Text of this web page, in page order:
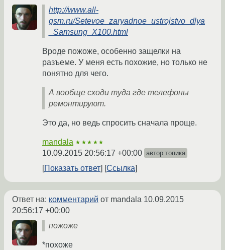
http://www.all-
gsm.ru/Setevoe_zaryadnoe_ustrojstvo_dlya
_Samsung_X100.html
Вроде пожоже, особенно защелки на
разъеме. У меня есть похожие, но только не
понятно для чего.
А вообще сходи туда где телефоны
ремонтируют.
Это да, но ведь спросить сначала проще.
mandala ★★★★★
10.09.2015 20:56:17 +00:00 автор топика
Показать ответ Ссылка
Ответ на: комментарий от mandala 10.09.2015
20:56:17 +00:00
пожоже
*похоже